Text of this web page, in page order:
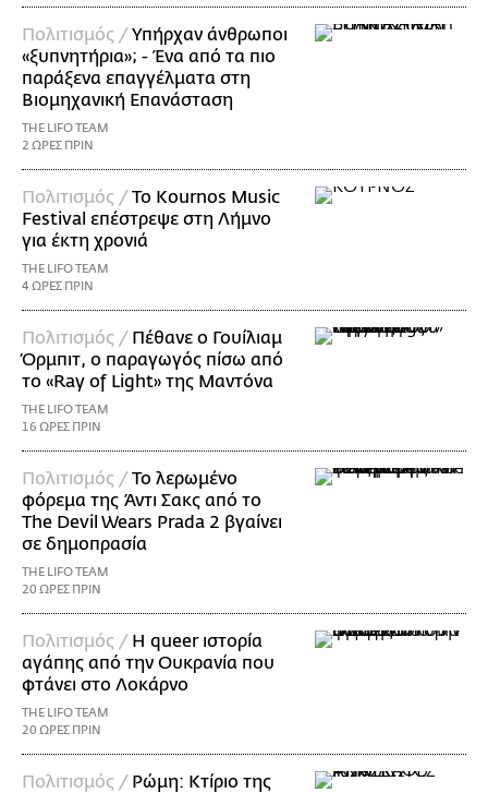
Πολιτισμός /Υπήρχαν άνθρωποι
«ξυπνητήρια»; - Ένα από τα πιο
παράξενα επαγγέλματα στη
Βιομηχανική Επανάσταση
THE LIFO TEAM
2 ΩΡΕΣ ΠΡΙΝ
Πολιτισμός /Το Kournos Music
Festival επέστρεψε στη Λήμνο
για έκτη χρονιά
THE LIFO TEAM
4 ΩΡΕΣ ΠΡΙΝ
Πολιτισμός / Πέθανε ο Γουίλιαμ
Όρμπιτ, ο παραγωγός πίσω από
το «Ray of Light» της Μαντόνα
THE LIFO TEAM
16 ΩΡΕΣ ΠΡΙΝ
Πολιτισμός /Το λερωμένο
φόρεμα της Άντι Σακς από το
The Devil Wears Prada 2 βγαίνει
σε δημοπρασία
THE LIFO TEAM
20 ΩΡΕΣ ΠΡΙΝ
Πολιτισμός / Η queer ιστορία
αγάπης από την Ουκρανία που
φτάνει στο Λοκάρνο
THE LIFO TEAM
20 ΩΡΕΣ ΠΡΙΝ
Πολιτισμός / Ρώμη: Κτίριο της